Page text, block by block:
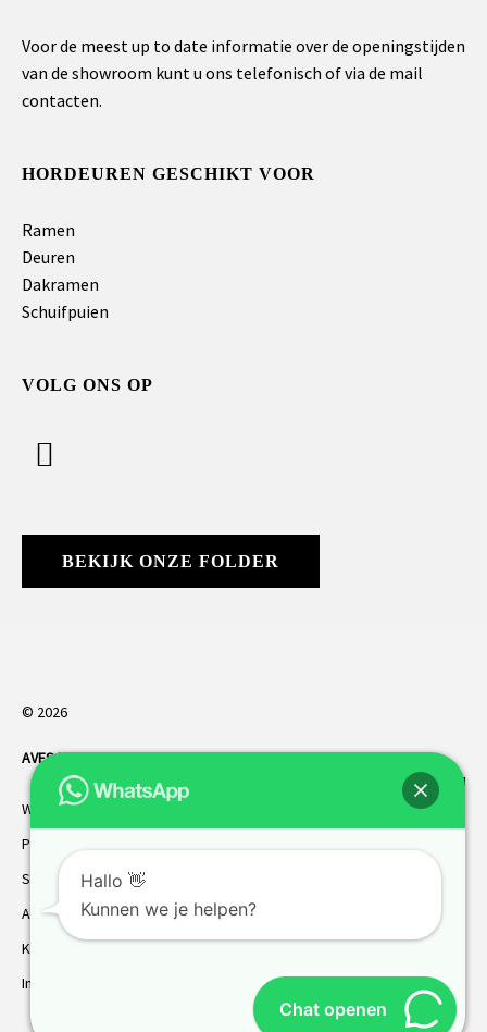
Voor de meest up to date informatie over de openingstijden
van de showroom kunt u ons telefonisch of via de mail
contacten.
HORDEUREN GESCHIKT VOOR
Ramen
Deuren
Dakramen
Schuifpuien
VOLG ONS OP
BEKIJK ONZE FOLDER
© 2026
AVES HORREN. Alle rechten voorbehouden.
Webdesign Vanoo Media
Privacybeleid
Sitemap
AVES garantie
Klantenservice
Inmeten
Chat openen
Hallo 👋
Kunnen we je helpen?